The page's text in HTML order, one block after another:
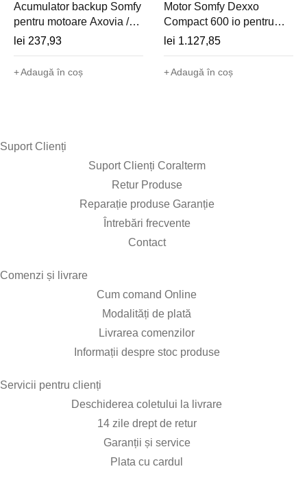
Acumulator backup Somfy
pentru motoare Axovia /
Elixo 3S io/RTS -
lei 237,93
Adaugă în coș
Motor Somfy Dexxo
Compact 600 io pentru
ușă de garaj (1
lei 1.127,85
Adaugă în coș
Suport Clienți​
Suport Clienți Coralterm
Retur Produse
Reparație produse Garanție
Întrebări frecvente
Contact
Comenzi și livrare​
Cum comand Online
Modalități de plată
Livrarea comenzilor
Informații despre stoc produse
Servicii pentru clienți​
Deschiderea coletului la livrare
14 zile drept de retur
Garanții și service
Plata cu cardul